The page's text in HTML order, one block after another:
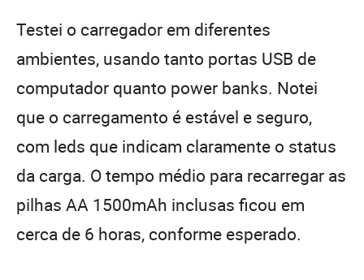
Testei o carregador em diferentes
ambientes, usando tanto portas USB de
computador quanto power banks. Notei
que o carregamento é estável e seguro,
com leds que indicam claramente o status
da carga. O tempo médio para recarregar as
pilhas AA 1500mAh inclusas ficou em
cerca de 6 horas, conforme esperado.